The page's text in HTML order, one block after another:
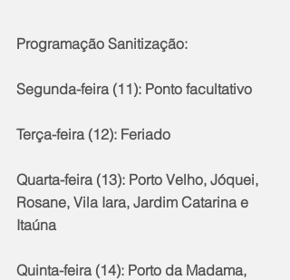
Programação Sanitização:
Segunda-feira (11): Ponto facultativo
Terça-feira (12): Feriado
Quarta-feira (13): Porto Velho, Jóquei,
Rosane, Vila Iara, Jardim Catarina e
Itaúna
Quinta-feira (14): Porto da Madama,